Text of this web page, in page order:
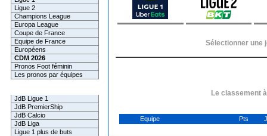
Ligue 2
Champions League
Europa League
Coupe de France
Equipe de France
Européens
CDM 2026
Pronos Foot féminin
Les pronos par équipes
JdB Ligue 1
JdB PremierShip
JdB Calcio
JdB Liga
Ligue 1 plus de buts
Sélectionner une
Le classement
Equipe Pts J